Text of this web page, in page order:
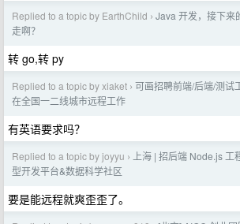
Replied to a topic by EarthChild › Java 开发，接下来
走啊？
转 go,转 py
Replied to a topic by xiaket › 可画招聘前端/后端/测试
在全国一二线城市远程工作
有英语要求吗？
Replied to a topic by joyyu ›
上海 | 招后端 Node.js 工
型开发平台&数据科学社区
要是能远程就爽歪歪了。